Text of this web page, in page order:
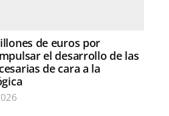
de euros por
el desarrollo de las
de cara a la